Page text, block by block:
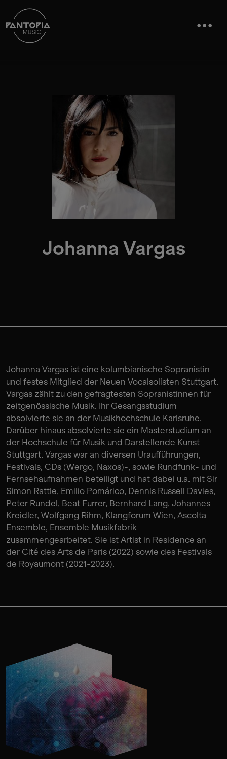
Johanna Vargas
Johanna Vargas ist eine kolumbianische Sopranistin
und festes Mitglied der Neuen Vocalsolisten Stuttgart.
Vargas zählt zu den gefragtesten Sopranistinnen für
zeitgenössische Musik. Ihr Gesangsstudium
absolvierte sie an der Musikhochschule Karlsruhe.
Darüber hinaus absolvierte sie ein Masterstudium an
der Hochschule für Musik und Darstellende Kunst
Stuttgart. Vargas war an diversen Uraufführungen,
Festivals, CDs (Wergo, Naxos)-, sowie Rundfunk- und
Fernsehaufnahmen beteiligt und hat dabei u.a. mit Sir
Simon Rattle, Emilio Pomárico, Dennis Russell Davies,
Peter Rundel, Beat Furrer, Bernhard Lang, Johannes
Kreidler, Wolfgang Rihm, Klangforum Wien, Ascolta
Ensemble, Ensemble Musikfabrik
zusammengearbeitet. Sie ist Artist in Residence an
der Cité des Arts de Paris (2022) sowie des Festivals
de Royaumont (2021-2023).